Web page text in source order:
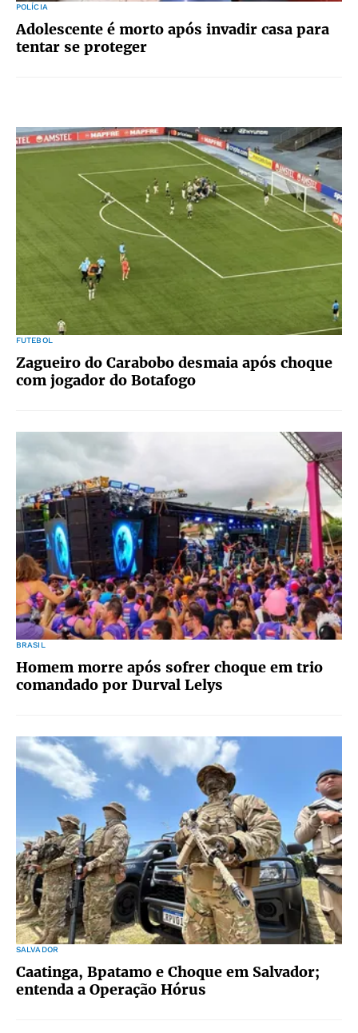
POLÍCIA
Adolescente é morto após invadir casa para
tentar se proteger
FUTEBOL
Zagueiro do Carabobo desmaia após choque
com jogador do Botafogo
BRASIL
Homem morre após sofrer choque em trio
comandado por Durval Lelys
SALVADOR
Caatinga, Bpatamo e Choque em Salvador;
entenda a Operação Hórus